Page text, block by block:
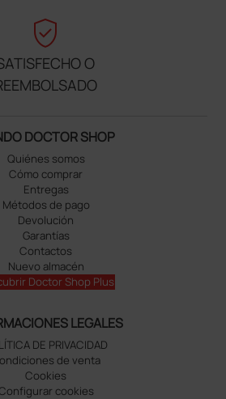
verified_user
O
DOCTOR SHOP
Quiénes somos
Cómo comprar
Entregas
Métodos de pago
Devolución
Garantías
Contactos
Nuevo almacén
Doctor Shop Plus
LEGALES
DE PRIVACIDAD
de venta
Cookies
cookies